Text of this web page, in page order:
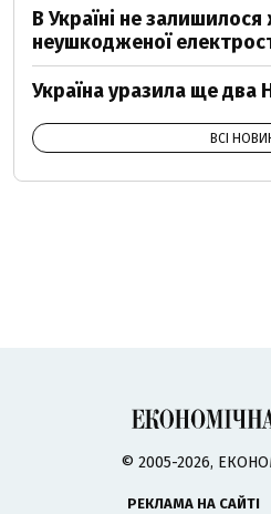
В Україні не
неушкодженої
Україна уразила ще два
ВСІ
© 2005-2026,
РЕКЛАМА НА САЙТІ